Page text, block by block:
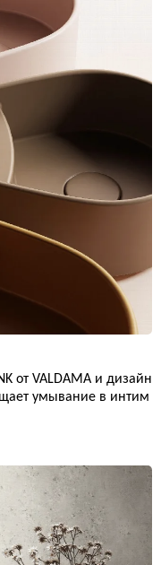
от VALDAMA и дизайн
умывание в интим